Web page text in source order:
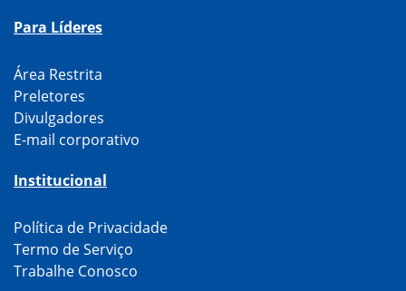
Para Líderes
Área Restrita
Preletores
Divulgadores
E-mail corporativo
Institucional
Política de Privacidade
Termo de Serviço
Trabalhe Conosco